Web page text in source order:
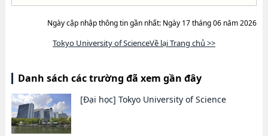
Ngày cập nhập thông tin gần nhất: Ngày 17 tháng 06 năm 2026
Tokyo University of ScienceVề lại Trang chủ >>
Danh sách các trường đã xem gần đây
[Đại học] Tokyo University of Science